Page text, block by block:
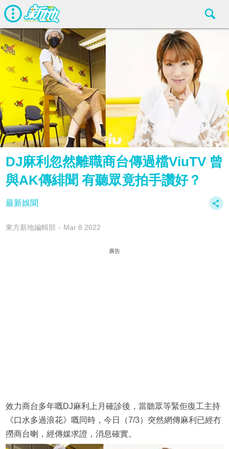
DJ麻利忽然離職商台傳過檔ViuTV 曾
與AK傳緋聞 有聽眾竟拍手讚好？
最新娛聞
東方新地編輯部 Mar 8 2022
廣告
效力商台多年嘅DJ麻利上月確診後，當聽眾等緊佢復工主持
《口水多過浪花》嘅同時，今日（7/3）突然網傳麻利已經冇
撈商台喇，經傳媒求證，消息確實。